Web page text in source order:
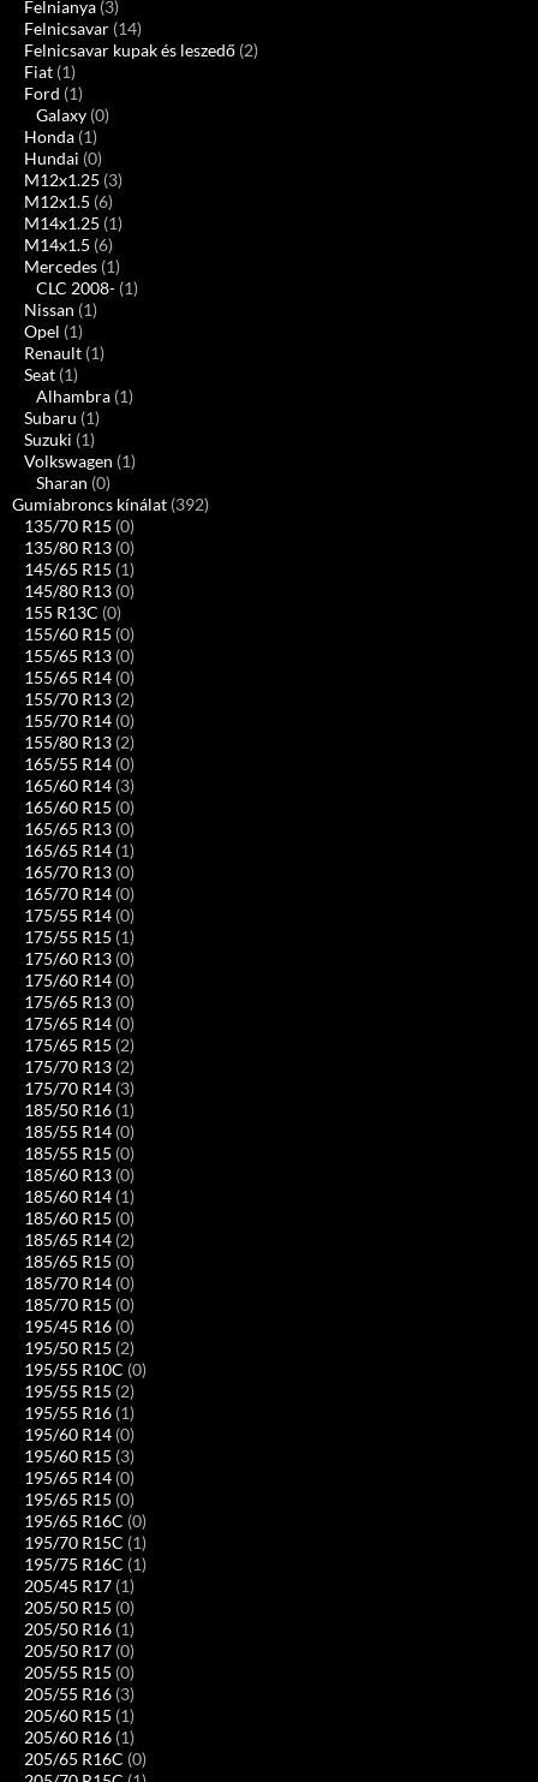
Felnianya (3)
Felnicsavar (14)
Felnicsavar kupak és leszedő (2)
Fiat (1)
Ford (1)
Galaxy (0)
Honda (1)
Hundai (0)
M12x1.25 (3)
M12x1.5 (6)
M14x1.25 (1)
M14x1.5 (6)
Mercedes (1)
CLC 2008- (1)
Nissan (1)
Opel (1)
Renault (1)
Seat (1)
Alhambra (1)
Subaru (1)
Suzuki (1)
Volkswagen (1)
Sharan (0)
Gumiabroncs kínálat (392)
135/70 R15 (0)
135/80 R13 (0)
145/65 R15 (1)
145/80 R13 (0)
155 R13C (0)
155/60 R15 (0)
155/65 R13 (0)
155/65 R14 (0)
155/70 R13 (2)
155/70 R14 (0)
155/80 R13 (2)
165/55 R14 (0)
165/60 R14 (3)
165/60 R15 (0)
165/65 R13 (0)
165/65 R14 (1)
165/70 R13 (0)
165/70 R14 (0)
175/55 R14 (0)
175/55 R15 (1)
175/60 R13 (0)
175/60 R14 (0)
175/65 R13 (0)
175/65 R14 (0)
175/65 R15 (2)
175/70 R13 (2)
175/70 R14 (3)
185/50 R16 (1)
185/55 R14 (0)
185/55 R15 (0)
185/60 R13 (0)
185/60 R14 (1)
185/60 R15 (0)
185/65 R14 (2)
185/65 R15 (0)
185/70 R14 (0)
185/70 R15 (0)
195/45 R16 (0)
195/50 R15 (2)
195/55 R10C (0)
195/55 R15 (2)
195/55 R16 (1)
195/60 R14 (0)
195/60 R15 (3)
195/65 R14 (0)
195/65 R15 (0)
195/65 R16C (0)
195/70 R15C (1)
195/75 R16C (1)
205/45 R17 (1)
205/50 R15 (0)
205/50 R16 (1)
205/50 R17 (0)
205/55 R15 (0)
205/55 R16 (3)
205/60 R15 (1)
205/60 R16 (1)
205/65 R16C (0)